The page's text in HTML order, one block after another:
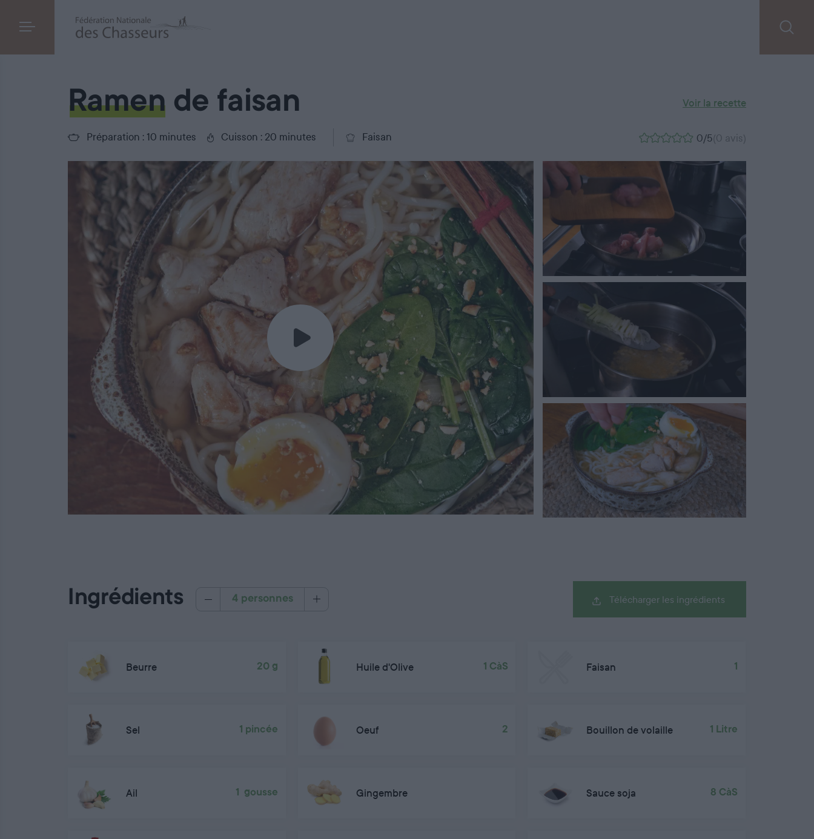
Ramen de faisan Voir la recette
Préparation : 10 minutes Cuisson : 20 minutes Faisan 0/5(0 avis)
Ingrédients 4 personnes Télécharger les ingrédients
Beurre 20 g Huile d'Olive 1 CàS Faisan 1
Sel 1 pincée Oeuf 2 Bouillon de volaille 1 Litre
Ail 1 gousse Gingembre Sauce soja 8 CàS